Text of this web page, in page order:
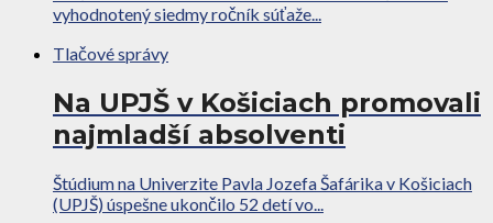
vyhodnotený siedmy ročník súťaže...
Tlačové správy
Na UPJŠ v Košiciach promovali
najmladší absolventi
Štúdium na Univerzite Pavla Jozefa Šafárika v Košiciach
(UPJŠ) úspešne ukončilo 52 detí vo...